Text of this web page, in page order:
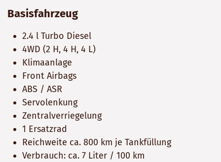
Basisfahrzeug
2.4 l Turbo Diesel
4WD (2 H, 4 H, 4 L)
Klimaanlage
Front Airbags
ABS / ASR
Servolenkung
Zentralverriegelung
1 Ersatzrad
Reichweite ca. 800 km je Tankfüllung
Verbrauch: ca. 7 Liter / 100 km